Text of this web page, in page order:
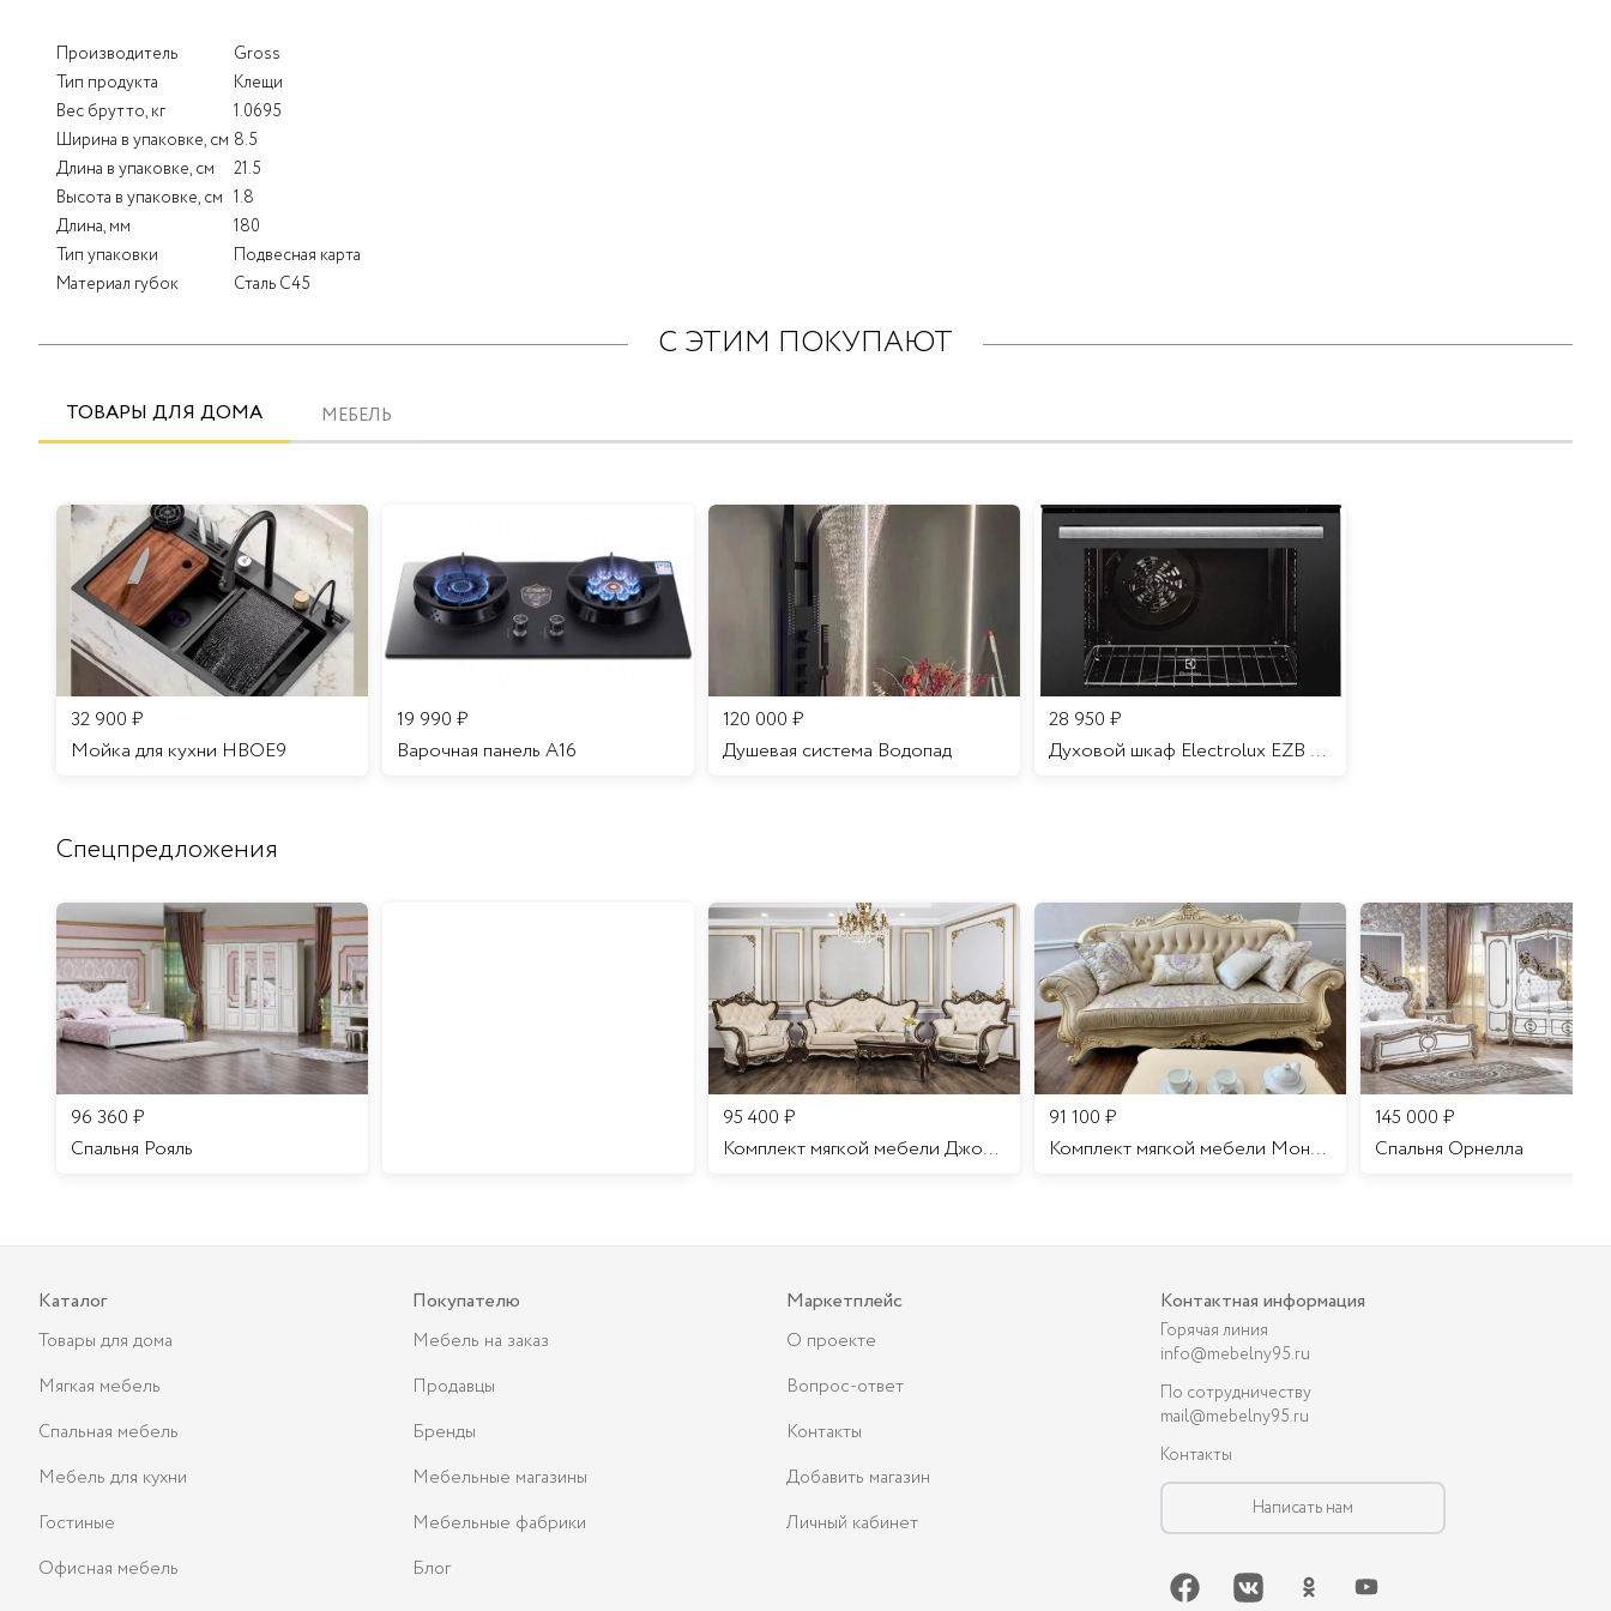
Производитель
Gross
Тип продукта
Клещи
Вес брутто, кг
1.0695
Ширина в упаковке, см 8.5
Длина в упаковке, см
21.5
Высота в упаковке, см 1.8
Длина, мм
180
Тип упаковки
Подвесная карта
Материал губок
Сталь C45
С ЭТИМ ПОКУПАЮТ
ТОВАРЫ ДЛЯ ДОМА МЕБЕЛЬ
32 900 ₽
Мойка для кухни HBOE9
19 990 ₽
Варочная панель A16
120 000 ₽
Душевая система Водопад
28 950 ₽
Духовой шкаф Electrolux EZB 52410 AK
Спецпредложения
96 360 ₽
Спальня Рояль
95 400 ₽
Комплект мягкой мебели Джоконда
91 100 ₽
Комплект мягкой мебели Мона Лиза
145 000 ₽
Cпальня Орнелла
Каталог
Товары для дома
Мягкая мебель
Спальная мебель
Мебель для кухни
Гостиные
Офисная мебель
Покупателю
Мебель на заказ
Продавцы
Бренды
Мебельные магазины
Мебельные фабрики
Блог
Маркетплейс
О проекте
Вопрос-ответ
Контакты
Добавить магазин
Личный кабинет
Контактная информация
Горячая линия
info@mebelny95.ru
По сотрудничеству
mail@mebelny95.ru
Контакты
Написать нам